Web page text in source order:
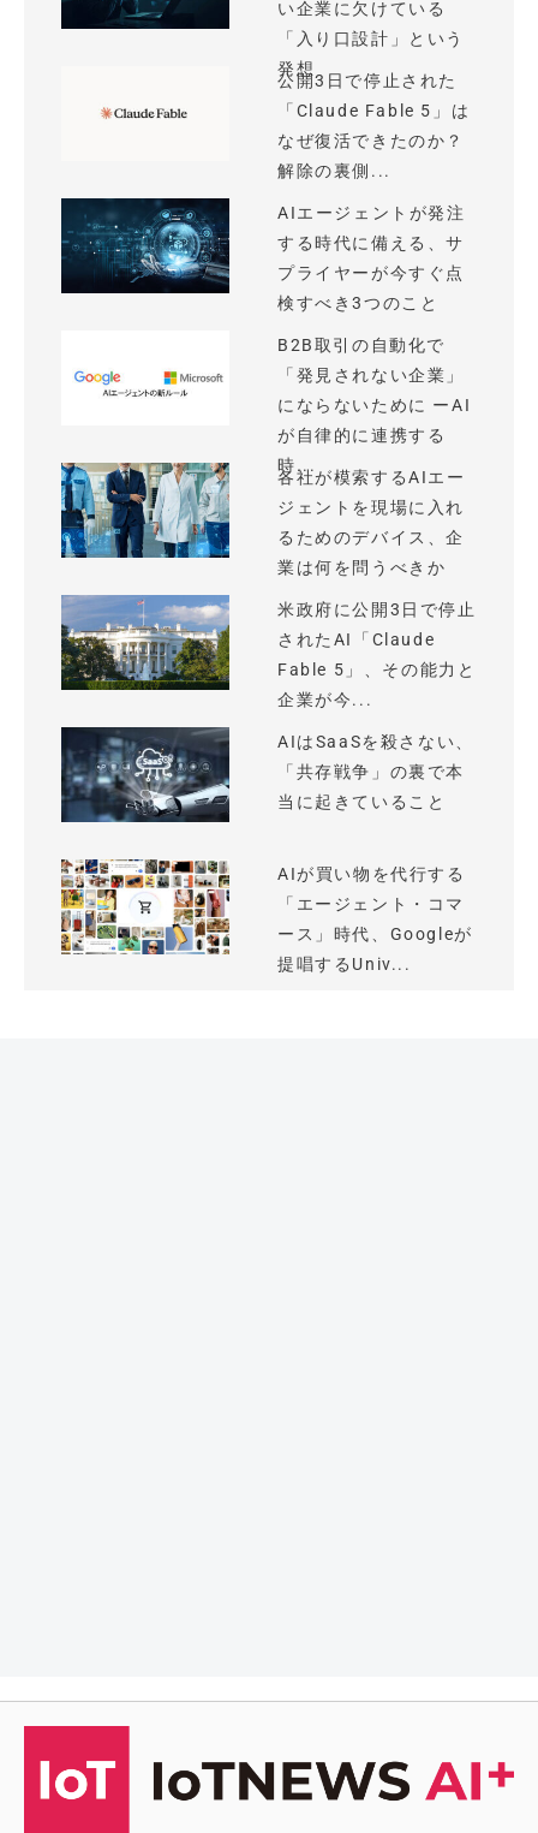
い企業に欠けている
「入り口設計」という
発想
公開3日で停止された
「Claude Fable 5」は
なぜ復活できたのか？
解除の裏側...
AIエージェントが発注
する時代に備える、サ
プライヤーが今すぐ点
検すべき3つのこと
B2B取引の自動化で
「発見されない企業」
にならないために ーAI
が自律的に連携する
時...
各社が模索するAIエー
ジェントを現場に入れ
るためのデバイス、企
業は何を問うべきか
米政府に公開3日で停止
されたAI「Claude
Fable 5」、その能力と
企業が今...
AIはSaaSを殺さない、
「共存戦争」の裏で本
当に起きていること
AIが買い物を代行する
「エージェント・コマ
ース」時代、Googleが
提唱するUniv...